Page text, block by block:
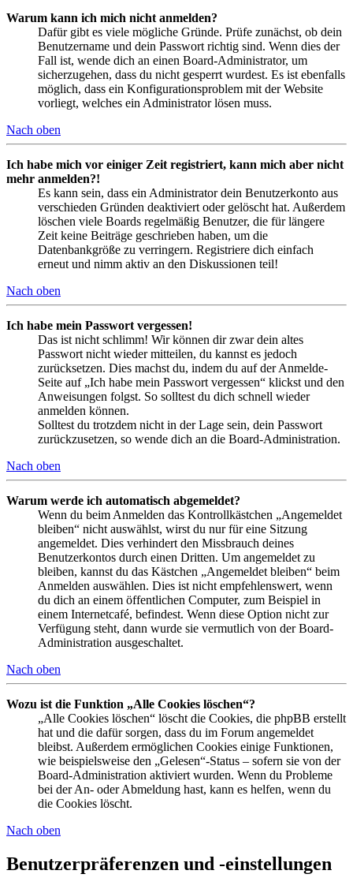
Warum kann ich mich nicht anmelden?
Dafür gibt es viele mögliche Gründe. Prüfe zunächst, ob dein
Benutzername und dein Passwort richtig sind. Wenn dies der
Fall ist, wende dich an einen Board-Administrator, um
sicherzugehen, dass du nicht gesperrt wurdest. Es ist ebenfalls
möglich, dass ein Konfigurationsproblem mit der Website
vorliegt, welches ein Administrator lösen muss.
Nach oben
Ich habe mich vor einiger Zeit registriert, kann mich aber nicht
mehr anmelden?!
Es kann sein, dass ein Administrator dein Benutzerkonto aus
verschieden Gründen deaktiviert oder gelöscht hat. Außerdem
löschen viele Boards regelmäßig Benutzer, die für längere
Zeit keine Beiträge geschrieben haben, um die
Datenbankgröße zu verringern. Registriere dich einfach
erneut und nimm aktiv an den Diskussionen teil!
Nach oben
Ich habe mein Passwort vergessen!
Das ist nicht schlimm! Wir können dir zwar dein altes
Passwort nicht wieder mitteilen, du kannst es jedoch
zurücksetzen. Dies machst du, indem du auf der Anmelde-
Seite auf „Ich habe mein Passwort vergessen“ klickst und den
Anweisungen folgst. So solltest du dich schnell wieder
anmelden können.
Solltest du trotzdem nicht in der Lage sein, dein Passwort
zurückzusetzen, so wende dich an die Board-Administration.
Nach oben
Warum werde ich automatisch abgemeldet?
Wenn du beim Anmelden das Kontrollkästchen „Angemeldet
bleiben“ nicht auswählst, wirst du nur für eine Sitzung
angemeldet. Dies verhindert den Missbrauch deines
Benutzerkontos durch einen Dritten. Um angemeldet zu
bleiben, kannst du das Kästchen „Angemeldet bleiben“ beim
Anmelden auswählen. Dies ist nicht empfehlenswert, wenn
du dich an einem öffentlichen Computer, zum Beispiel in
einem Internetcafé, befindest. Wenn diese Option nicht zur
Verfügung steht, dann wurde sie vermutlich von der Board-
Administration ausgeschaltet.
Nach oben
Wozu ist die Funktion „Alle Cookies löschen“?
„Alle Cookies löschen“ löscht die Cookies, die phpBB erstellt
hat und die dafür sorgen, dass du im Forum angemeldet
bleibst. Außerdem ermöglichen Cookies einige Funktionen,
wie beispielsweise den „Gelesen“-Status – sofern sie von der
Board-Administration aktiviert wurden. Wenn du Probleme
bei der An- oder Abmeldung hast, kann es helfen, wenn du
die Cookies löscht.
Nach oben
Benutzerpräferenzen und -einstellungen